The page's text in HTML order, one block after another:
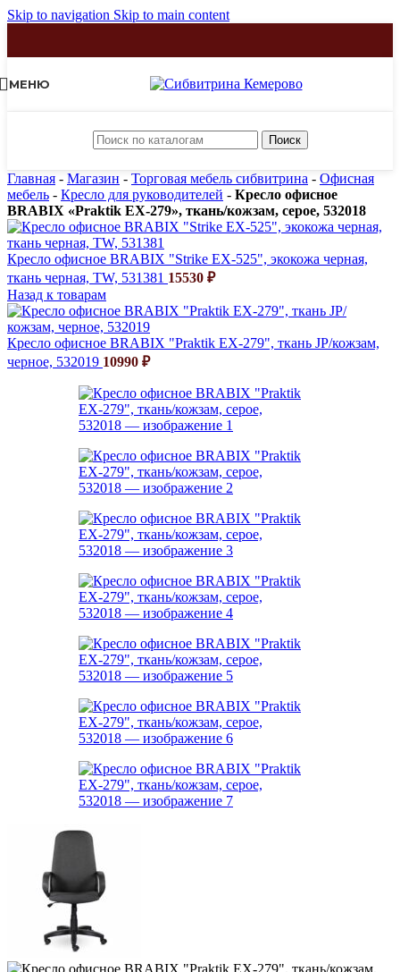
Skip to navigation Skip to main content
МЕНЮ
Поиск
Главная - Магазин - Торговая мебель сибвитрина - Офисная
мебель - Кресло для руководителей - Кресло офисное
BRABIX «Praktik EX-279», ткань/кожзам, серое, 532018
Кресло офисное BRABIX "Strike EX-525", экокожа черная,
ткань черная, TW, 531381 15530 ₽
Назад к товарам
Кресло офисное BRABIX "Praktik EX-279", ткань JP/кожзам,
черное, 532019 10990 ₽